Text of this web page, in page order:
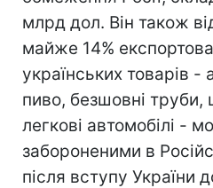
млрд дол. Він також
майже 14%
українських товарів -
пиво, безшовні труби,
легкові автомобілі -
забороненими в
після вступу України